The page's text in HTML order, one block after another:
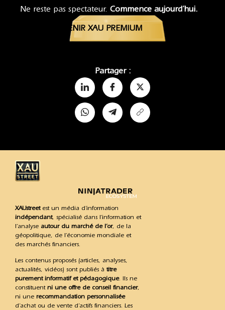
Ne reste pas spectateur. Commence aujourd’hui.
DEVENIR XAU PREMIUM
Partager :
XAUstreetest un média d’information
indépendant, spécialisé dans l’information et
l’analyse autour du marché de l’or, de la
géopolitique, de l’économie mondiale et
des marchés financiers.
Les contenus proposés (articles, analyses,
actualités, vidéos) sont publiés à titre
purement informatif et pédagogique. Ils ne
constituent ni une offre de conseil financier,
ni une recommandation personnalisée
d’achat ou de vente d’actifs financiers. Les